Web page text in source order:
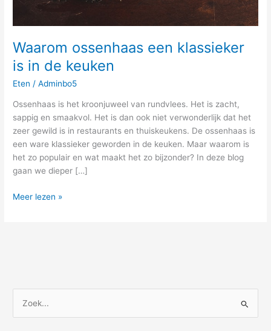
Waarom ossenhaas een klassieker
is in de keuken
Eten /Adminbo5
Ossenhaas is het kroonjuweel van rundvlees. Het is zacht,
sappig en smaakvol. Het is dan ook niet verwonderlijk dat het
zeer gewild is in restaurants en thuiskeukens. De ossenhaas is
een ware klassieker geworden in de keuken. Maar waarom is
het zo populair en wat maakt het zo bijzonder? In deze blog
gaan we dieper […]
Meer lezen »